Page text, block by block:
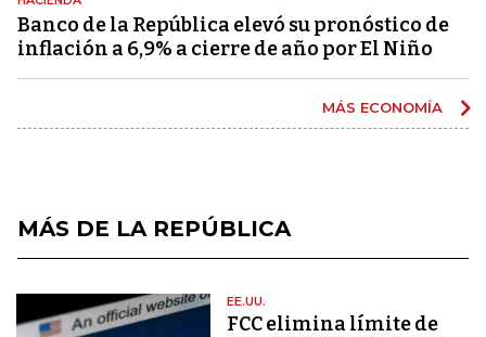
Banco de la República elevó su pronóstico de
inflación a 6,9% a cierre de año por El Niño
MÁS ECONOMÍA
MÁS DE LA REPÚBLICA
EE.UU.
FCC elimina límite de